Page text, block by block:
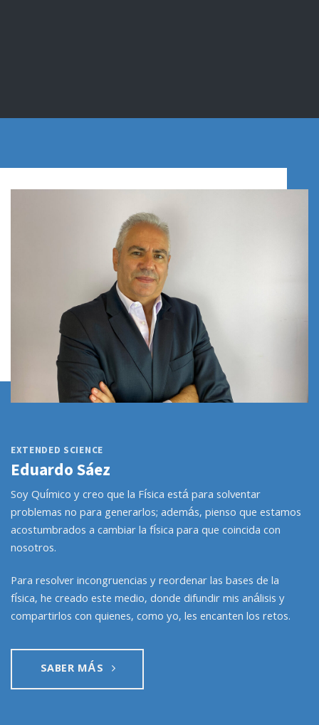
EXTENDED SCIENCE
Eduardo Sáez
Soy Químico y creo que la Física está para solventar
problemas no para generarlos; además, pienso que estamos
acostumbrados a cambiar la física para que coincida con
nosotros.
Para resolver incongruencias y reordenar las bases de la
física, he creado este medio, donde difundir mis análisis y
compartirlos con quienes, como yo, les encanten los retos.
SABER MÁS